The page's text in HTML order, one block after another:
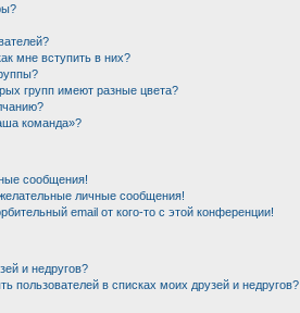
мне вступить в них?
групп имеют разные цвета?
команда»?
сообщения!
личные сообщения!
email от кого-то с этой конференции!
и недругов?
пользователей в списках моих друзей и недругов?